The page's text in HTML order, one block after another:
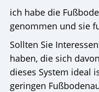
ich habe die
genommen und sie
Sollten Sie
haben, die sich
dieses System ideal
geringen